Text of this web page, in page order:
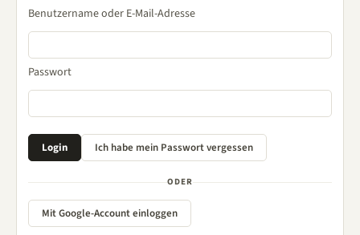
Benutzername oder E-Mail-Adresse
Passwort
ODER
Mit Google-Account einloggen